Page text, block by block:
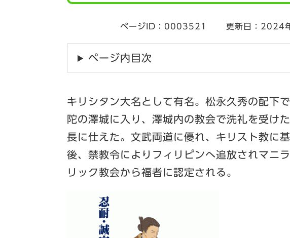
ページID：0003521 更新日：2024
ページ内目次
キリシタン大名として有名。松永久秀の配下
陀の澤城に入り、澤城内の教会で洗礼を受け
長に仕えた。文武両道に優れ、キリスト教に
後、禁教令によりフィリピンへ追放されマニ
リック教会から福者に認定される。